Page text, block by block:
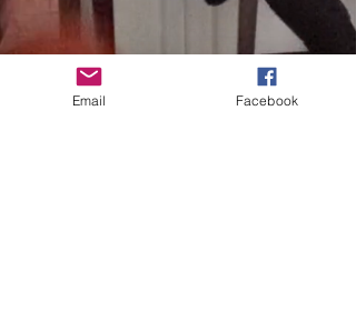
Email Facebook